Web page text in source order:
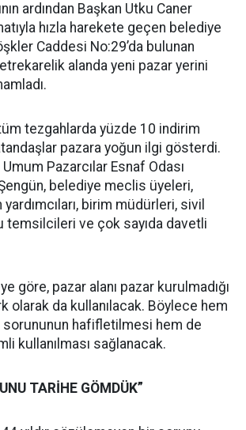
ardından Başkan Utku Caner
hızla harekete geçen belediye
Caddesi No:29’da bulunan
alanda yeni pazar yerini
tezgahlarda yüzde 10 indirim
pazara yoğun ilgi gösterdi.
Pazarcılar Esnaf Odası
belediye meclis üyeleri,
birim müdürleri, sivil
temsilcileri ve çok sayıda davetli
göre, pazar alanı pazar kurulmadığı
olarak da kullanılacak. Böylece hem
hafifletilmesi hem de
kullanılması sağlanacak.
TARİHE GÖMDÜK”